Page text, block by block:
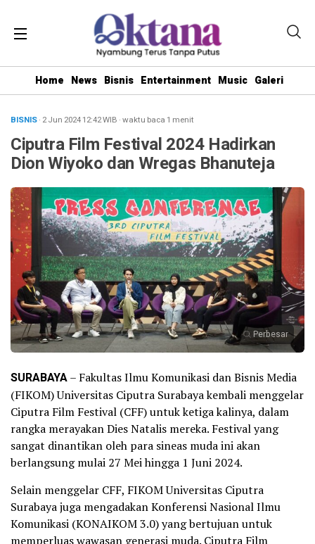
Home News Bisnis Entertainment Music Galeri
BISNIS· 2 Jun 202412:42WIB ·waktu baca 1 menit
Ciputra Film Festival 2024 Hadirkan
Dion Wiyoko dan Wregas Bhanuteja
Perbesar
SURABAYA– Fakultas Ilmu Komunikasi dan Bisnis Media
(FIKOM) Universitas Ciputra Surabaya kembali menggelar
Ciputra Film Festival (CFF) untuk ketiga kalinya, dalam
rangka merayakan Dies Natalis mereka. Festival yang
sangat dinantikan oleh para sineas muda ini akan
berlangsung mulai 27 Mei hingga 1 Juni 2024.
Selain menggelar CFF, FIKOM Universitas Ciputra
Surabaya juga mengadakan Konferensi Nasional Ilmu
Komunikasi (KONAIKOM 3.0) yang bertujuan untuk
memperluas wawasan generasi muda. Ciputra Film